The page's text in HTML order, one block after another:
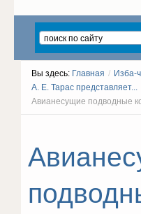
Вы здесь: Главная / Изба-
А. Е. Тарас представляет...
Авианесущие подводные